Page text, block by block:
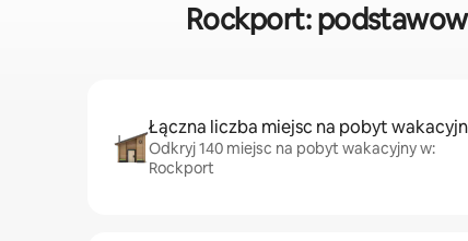
Rockport:
Łączna liczba miejsc na pobyt
Odkryj 140 miejsc na pobyt wakacyjny w:
Rockport